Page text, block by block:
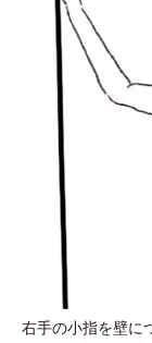
右手の小指を壁に